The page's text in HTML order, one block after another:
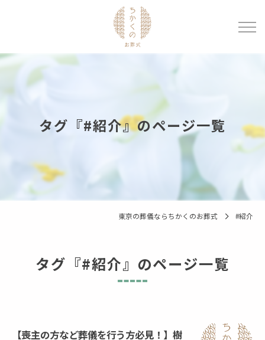
タグ『#紹介』のページ一覧
東京の葬儀ならちかくのお葬式 #紹介
タグ『#紹介』のページ一覧
【喪主の方など葬儀を行う方必見！】樹